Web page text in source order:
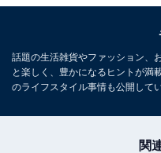
料金
入場無料・予約不要（お
あわせて読みたい
【大阪府】
話題の生活雑貨やファッション、
と楽しく、豊かになるヒントが満
のライフスタイル事情も公開してい
関